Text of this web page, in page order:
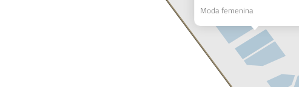
Moda femenina